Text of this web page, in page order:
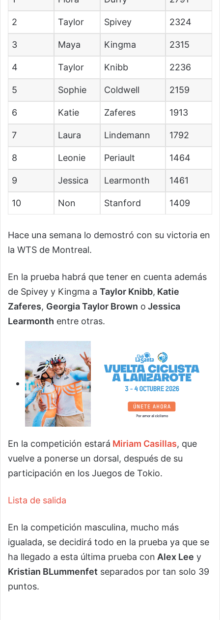
2 Taylor Spivey 2324
3 Maya Kingma 2315
4 Taylor Knibb 2236
5 Sophie Coldwell 2159
6 Katie Zaferes 1913
7 Laura Lindemann 1792
8 Leonie Periault 1464
9 Jessica Learmonth 1461
10 Non Stanford 1409
Hace una semana lo demostró con su victoria en
la WTS de Montreal.
En la prueba habrá que tener en cuenta además
de Spivey y Kingma a Taylor Knibb, Katie
Zaferes, Georgia Taylor Brown o Jessica
Learmonth entre otras.
En la competición estará Miriam Casillas, que
vuelve a ponerse un dorsal, después de su
participación en los Juegos de Tokio.
Lista de salida
En la competición masculina, mucho más
igualada, se decidirá todo en la prueba ya que se
ha llegado a esta última prueba con Alex Lee y
Kristian BLummenfet separados por tan solo 39
puntos.